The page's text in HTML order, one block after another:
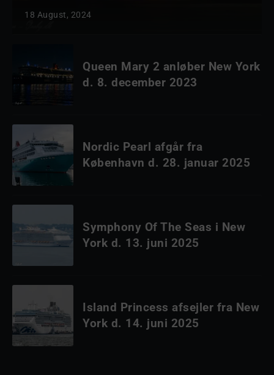
18 August, 2024
Queen Mary 2 anløber New York
d. 8. december 2023
Nordic Pearl afgår fra
København d. 28. januar 2025
Symphony Of The Seas i New
York d. 13. juni 2025
Island Princess afsejler fra New
York d. 14. juni 2025